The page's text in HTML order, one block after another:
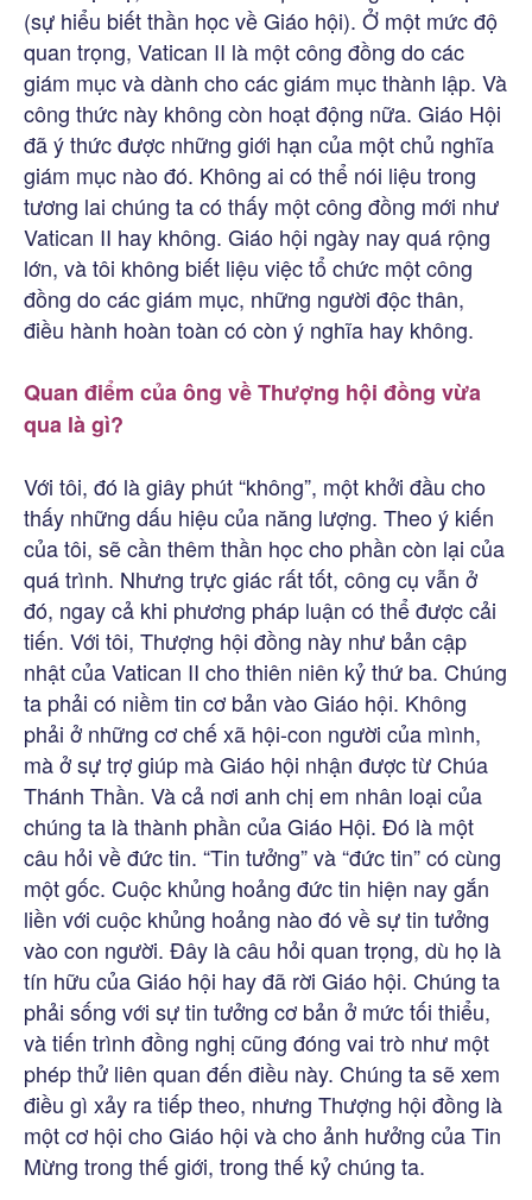
(sự hiểu biết thần học về Giáo hội). Ở một mức độ
quan trọng, Vatican II là một công đồng do các
giám mục và dành cho các giám mục thành lập. Và
công thức này không còn hoạt động nữa. Giáo Hội
đã ý thức được những giới hạn của một chủ nghĩa
giám mục nào đó. Không ai có thể nói liệu trong
tương lai chúng ta có thấy một công đồng mới như
Vatican II hay không. Giáo hội ngày nay quá rộng
lớn, và tôi không biết liệu việc tổ chức một công
đồng do các giám mục, những người độc thân,
điều hành hoàn toàn có còn ý nghĩa hay không.
Quan điểm của ông về Thượng hội đồng vừa
qua là gì?
Với tôi, đó là giây phút “không”, một khởi đầu cho
thấy những dấu hiệu của năng lượng. Theo ý kiến
của tôi, sẽ cần thêm thần học cho phần còn lại của
quá trình. Nhưng trực giác rất tốt, công cụ vẫn ở
đó, ngay cả khi phương pháp luận có thể được cải
tiến. Với tôi, Thượng hội đồng này như bản cập
nhật của Vatican II cho thiên niên kỷ thứ ba. Chúng
ta phải có niềm tin cơ bản vào Giáo hội. Không
phải ở những cơ chế xã hội-con người của mình,
mà ở sự trợ giúp mà Giáo hội nhận được từ Chúa
Thánh Thần. Và cả nơi anh chị em nhân loại của
chúng ta là thành phần của Giáo Hội. Đó là một
câu hỏi về đức tin. “Tin tưởng” và “đức tin” có cùng
một gốc. Cuộc khủng hoảng đức tin hiện nay gắn
liền với cuộc khủng hoảng nào đó về sự tin tưởng
vào con người. Đây là câu hỏi quan trọng, dù họ là
tín hữu của Giáo hội hay đã rời Giáo hội. Chúng ta
phải sống với sự tin tưởng cơ bản ở mức tối thiểu,
và tiến trình đồng nghị cũng đóng vai trò như một
phép thử liên quan đến điều này. Chúng ta sẽ xem
điều gì xảy ra tiếp theo, nhưng Thượng hội đồng là
một cơ hội cho Giáo hội và cho ảnh hưởng của Tin
Mừng trong thế giới, trong thế kỷ chúng ta.